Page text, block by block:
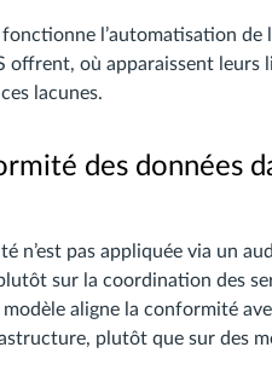
l’automatisation
offrent, où apparaissent
lacunes.
des données
n’est pas appliquée via un
sur la coordination des
modèle aligne la conformité
plutôt que sur des